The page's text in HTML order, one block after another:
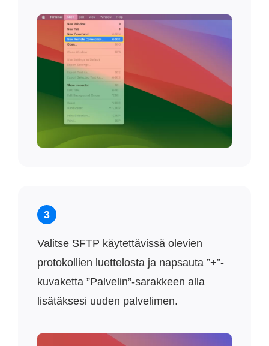
3
Valitse SFTP käytettävissä olevien
protokollien luettelosta ja napsauta ”+”-
kuvaketta ”Palvelin”-sarakkeen alla
lisätäksesi uuden palvelimen.